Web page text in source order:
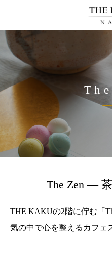
The Zen —
THE KAKUの2階に佇む「
気の中で心を整えるカフェ